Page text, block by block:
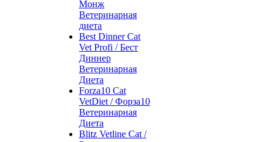
Монж
Ветеринарная
диета
Best Dinner Cat
Vet Profi / Бест
Диннер
Ветеринарная
Диета
Forza10 Cat
VetDiet / Форза10
Ветеринарная
Диета
Blitz Vetline Cat /